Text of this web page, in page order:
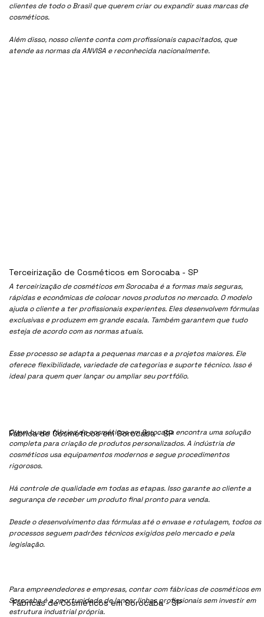
clientes de todo o Brasil que querem criar ou expandir suas marcas de
cosméticos.
Além disso, nosso cliente conta com profissionais capacitados, que
atende as normas da ANVISA e reconhecida nacionalmente.
A terceirização de cosméticos em Sorocaba é a formas mais seguras,
rápidas e econômicas de colocar novos produtos no mercado. O modelo
ajuda o cliente a ter profissionais experientes. Eles desenvolvem fórmulas
exclusivas e produzem em grande escala. Também garantem que tudo
esteja de acordo com as normas atuais.
Esse processo se adapta a pequenas marcas e a projetos maiores. Ele
oferece flexibilidade, variedade de categorias e suporte técnico. Isso é
ideal para quem quer lançar ou ampliar seu portfólio.
Quem busca fábrica de cosméticos em Sorocaba encontra uma solução
completa para criação de produtos personalizados. A indústria de
cosméticos usa equipamentos modernos e segue procedimentos
rigorosos.
Há controle de qualidade em todas as etapas. Isso garante ao cliente a
segurança de receber um produto final pronto para venda.
Desde o desenvolvimento das fórmulas até o envase e rotulagem, todos os
processos seguem padrões técnicos exigidos pelo mercado e pela
legislação.
Para empreendedores e empresas, contar com fábricas de cosméticos em
Sorocaba é a oportunidade de lançar linhas profissionais sem investir em
estrutura industrial própria.
Fábrica de Cosméticos em Sorocaba - SP
Terceirização de Cosméticos em Sorocaba - SP
Fábricas de Cosméticos em Sorocaba - SP